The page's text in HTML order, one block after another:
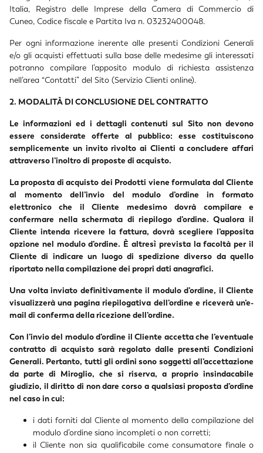
Italia, Registro delle Imprese della Camera di Commercio di
Cuneo, Codice fiscale e Partita Iva n. 03232400048.
Per ogni informazione inerente alle presenti Condizioni Generali
e/o gli acquisti effettuati sulla base delle medesime gli interessati
potranno compilare l’apposito modulo di richiesta assistenza
nell’area “Contatti” del Sito (Servizio Clienti online).
2. MODALITÀ DI CONCLUSIONE DEL CONTRATTO
Le informazioni ed i dettagli contenuti sul Sito non devono
essere considerate offerte al pubblico: esse costituiscono
semplicemente un invito rivolto ai Clienti a concludere affari
attraverso l’inoltro di proposte di acquisto.
La proposta di acquisto dei Prodotti viene formulata dal Cliente
al momento dell’invio del modulo d’ordine in formato
elettronico che il Cliente medesimo dovrà compilare e
confermare nella schermata di riepilogo d’ordine. Qualora il
Cliente intenda ricevere la fattura, dovrà scegliere l’apposita
opzione nel modulo d’ordine. È altresì prevista la facoltà per il
Cliente di indicare un luogo di spedizione diverso da quello
riportato nella compilazione dei propri dati anagrafici.
Una volta inviato definitivamente il modulo d’ordine, il Cliente
visualizzerà una pagina riepilogativa dell’ordine e riceverà un’e-
mail di conferma della ricezione dell’ordine.
Con l’invio del modulo d’ordine il Cliente accetta che l’eventuale
contratto di acquisto sarà regolato dalle presenti Condizioni
Generali. Pertanto, tutti gli ordini sono soggetti all’accettazione
da parte di Miroglio, che si riserva, a proprio insindacabile
giudizio, il diritto di non dare corso a qualsiasi proposta d’ordine
nel caso in cui:
i dati forniti dal Cliente al momento della compilazione del
modulo d’ordine siano incompleti o non corretti;
il Cliente non sia qualificabile come consumatore finale o